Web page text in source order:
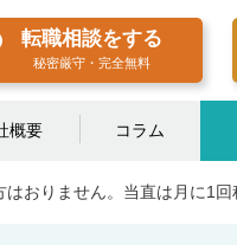
転職相談をする
秘密厳守・完全無料
概要 コラム
おりません。当直は月に1回